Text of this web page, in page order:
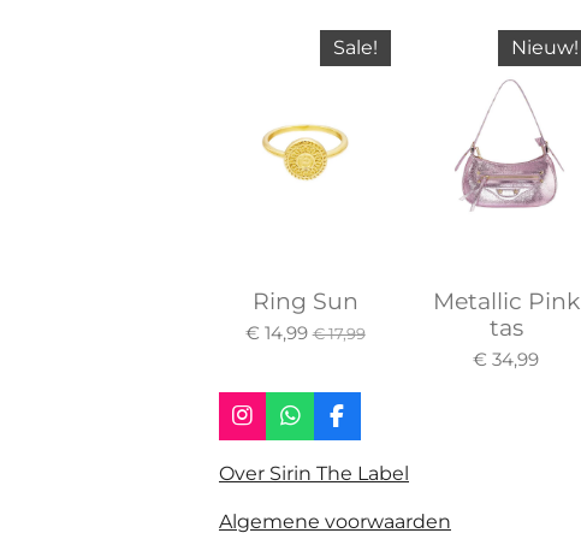
Sale!
Ring Sun
€ 14,99 € 17,99
Nieuw!
Metallic Pink
tas
€ 34,99
I
n
s
t
g
W
h
a
t
A
F
a
c
e
o
Over Sirin The Label
Algemene voorwaarden